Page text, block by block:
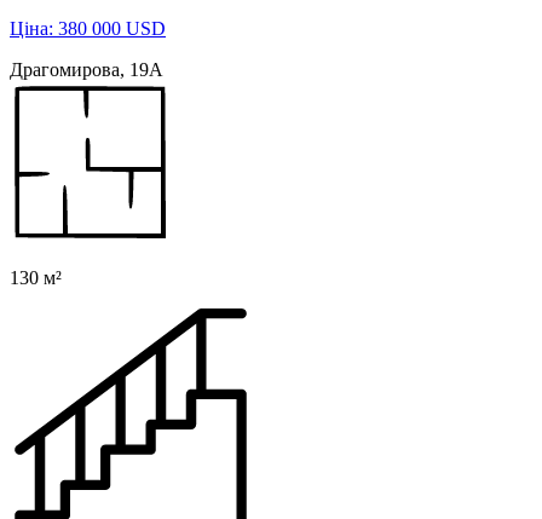
Ціна: 380 000 USD
Драгомирова, 19А
130 м²